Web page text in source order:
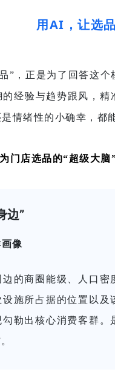
用AI ，让选
”，正是为了回答这个
的经验与趋势跟风，
情绪性的小确幸，都
门店选品的“超级大脑
边”
像
的商圈能级、人口
施所占据的位置以
勒出核心消费客群。